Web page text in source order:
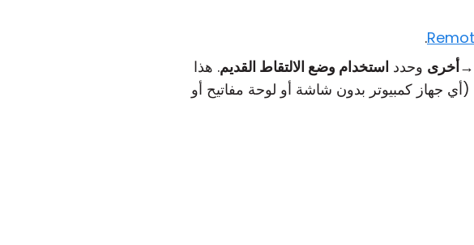
.
→أخرى وحدد استخدام وضع الالتقاط القديم. هذا
(أي جهاز كمبيوتر بدون شاشة أو لوحة مفاتيح أو